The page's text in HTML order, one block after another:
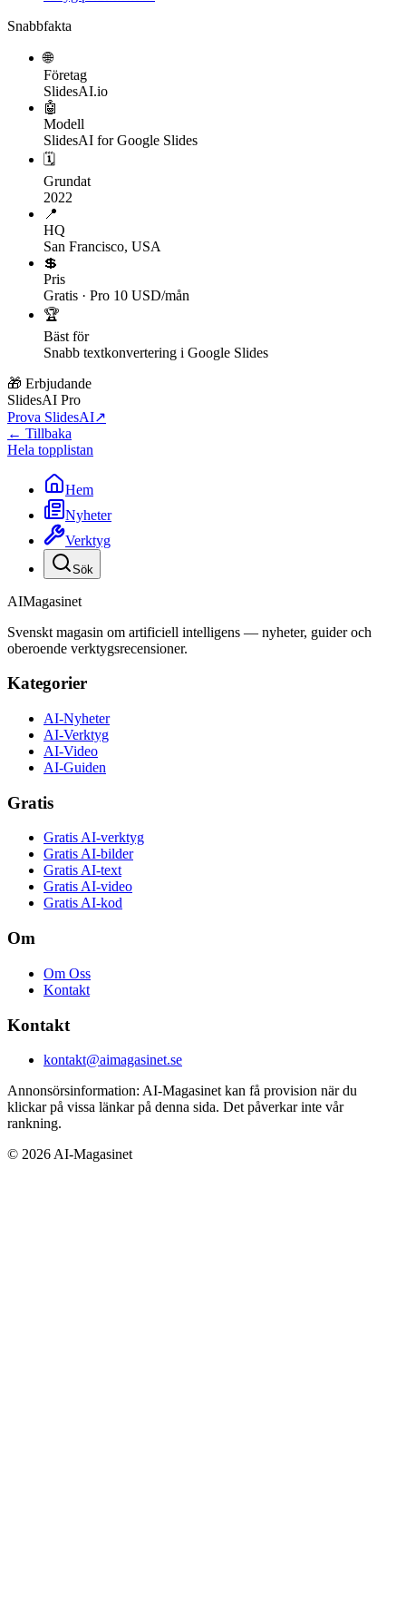
Snabbfakta
🌐
Företag
SlidesAI.io
🤖
Modell
SlidesAI for Google Slides
🗓
Grundat
2022
📍
HQ
San Francisco, USA
💲
Pris
Gratis · Pro 10 USD/mån
🏆
Bäst för
Snabb textkonvertering i Google Slides
🎁 Erbjudande
SlidesAI Pro
Prova SlidesAI↗
← Tillbaka
Hela topplistan
Hem
Nyheter
Verktyg
Sök
AIMagasinet
Svenskt magasin om artificiell intelligens — nyheter, guider och
oberoende verktygsrecensioner.
Kategorier
AI-Nyheter
AI-Verktyg
AI-Video
AI-Guiden
Gratis
Gratis AI-verktyg
Gratis AI-bilder
Gratis AI-text
Gratis AI-video
Gratis AI-kod
Om
Om Oss
Kontakt
Kontakt
kontakt@aimagasinet.se
Annonsörsinformation: AI-Magasinet kan få provision när du
klickar på vissa länkar på denna sida. Det påverkar inte vår
rankning.
© 2026 AI-Magasinet